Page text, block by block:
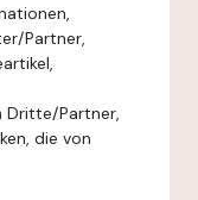
Partner,
Dritte/Partner,
die von